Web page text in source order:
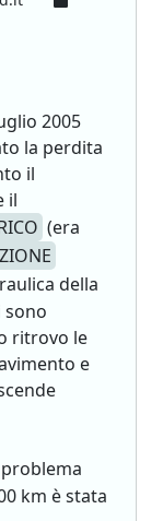
2005
la perdita
il
il
(era
della
sono
ritrovo le
e
problema
km è stata